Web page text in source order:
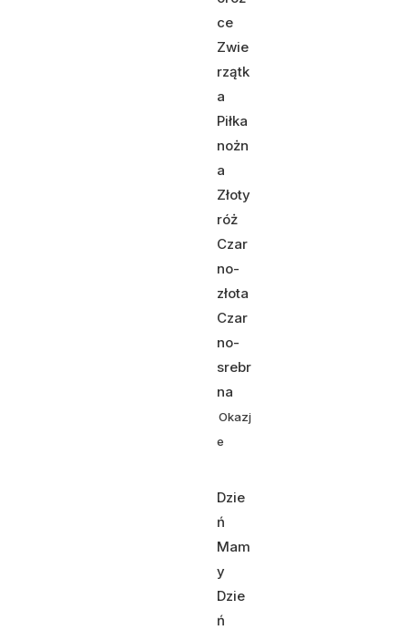
ce
Zwie
rzątk
a
Piłka
nożn
a
Złoty
róż
Czar
no-
złota
Czar
no-
srebr
na
Okazj
e
Dzie
ń
Mam
y
Dzie
ń